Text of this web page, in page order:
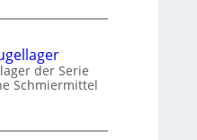
der Serie
Schmiermittel